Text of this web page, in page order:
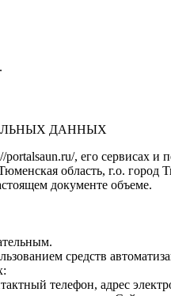
ДАННЫХ
portalsaun.ru/, его
область, г.о.
документе объеме.
средств
телефон, адрес